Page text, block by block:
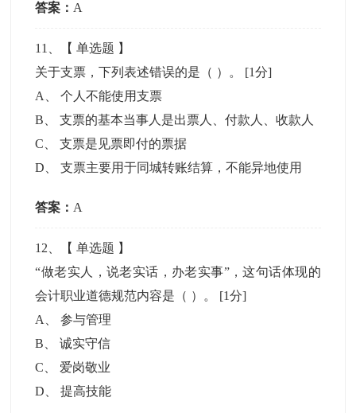
答案： A
11 、【单选题 】
关于支票，下列表述错误的是（ ）。 [1分]
A
、个人不能使用支票
B 、支票的基本当事人是出票人、付款人、收款人
C 、支票是见票即付的票据
D 、支票主要用于同城转账结算，不能异地使用
答案： A
12 、【单选题 】
“做老实人，说老实话，办老实事”，这句话体现的
会计职业道德规范内容是（ ）。 [1分]
A
、参与管理
B 、诚实守信
C
爱岗敬业
D 、提高技能